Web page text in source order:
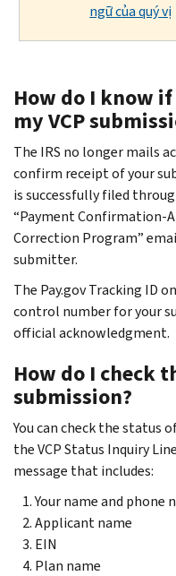
ngữ của quý vị
How do I know if
my VCP
The IRS no longer mails
confirm receipt of your
is successfully filed
“Payment Confirmation-
Correction Program”
submitter.
The Pay.gov Tracking ID
control number for your
official acknowledgment.
How do I check
submission?
You can check the status
the VCP Status Inquiry
message that includes:
Your name and phone
Applicant name
EIN
Plan name